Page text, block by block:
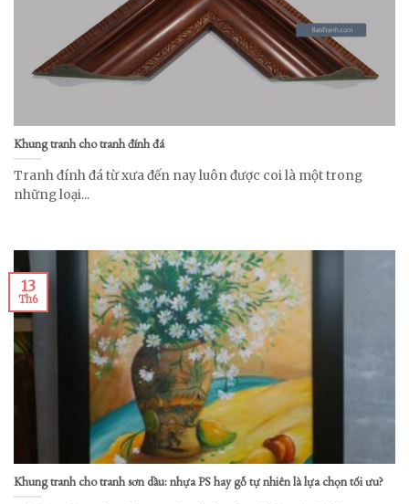
Khung tranh cho tranh đính đá
Tranh đính đá từ xưa đến nay luôn được coi là một trong
những loại...
Khung tranh cho tranh sơn dầu: nhựa PS hay gỗ tự nhiên là lựa chọn tối ưu?
13
Th6